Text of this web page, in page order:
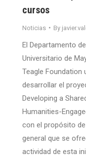
cursos
Noticias By
El Departamento
Universitario de
Teagle Foundation
desarrollar el
Developing a
Humanities-
con el propósito
general que se
actividad de esta